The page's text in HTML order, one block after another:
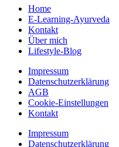
Home
E-Learning-Ayurveda
Kontakt
Über mich
Lifestyle-Blog
Impressum
Datenschutzerklärung
AGB
Cookie-Einstellungen
Kontakt
Impressum
Datenschutzerklärung